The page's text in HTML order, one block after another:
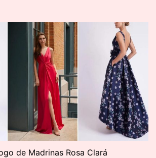
de Madrinas Rosa Clará